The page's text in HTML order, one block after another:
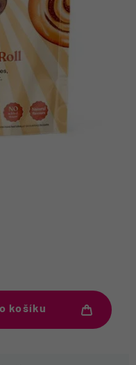
košíku